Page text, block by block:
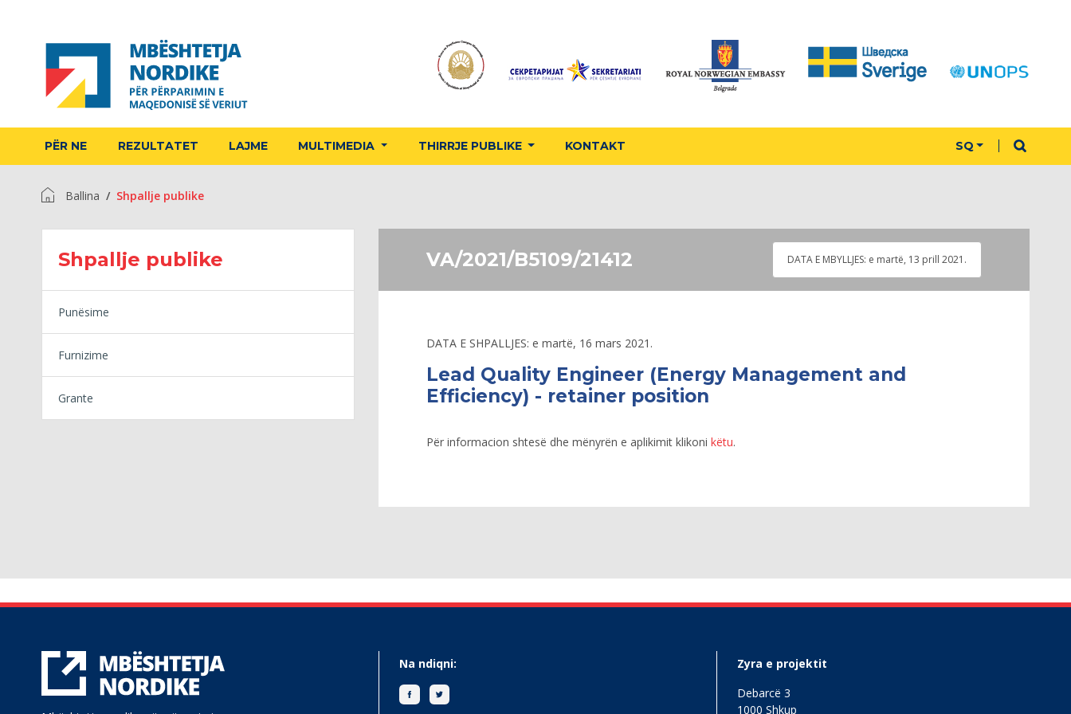
PËR NE REZULTATET LAJME MULTIMEDIA THIRRJE PUBLIKE KONTAKT SQ
Ballina Shpallje publike
Shpallje publike
Punësime
Furnizime
Grante
VA/2021/B5109/21412 DATA E MBYLLJES: e martë, 13 prill 2021.
DATA E SHPALLJES: e martë, 16 mars 2021.
Lead Quality Engineer (Energy Management and
Efficiency) - retainer position
Për informacion shtesë dhe mënyrën e aplikimit klikonikëtu.
Na ndiqni:
Zyra e projektit
Debarcë 3
1000 Shkup